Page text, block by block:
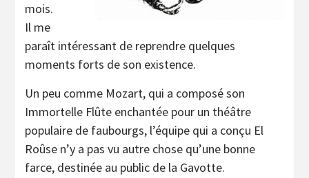
mois.
Il me
paraît intéressant de reprendre quelques
moments forts de son existence.
Un peu comme Mozart, qui a composé son
Immortelle Flûte enchantée pour un théâtre
populaire de faubourgs, l’équipe qui a conçu El
Roûse n’y a pas vu autre chose qu’une bonne
farce, destinée au public de la Gavotte.